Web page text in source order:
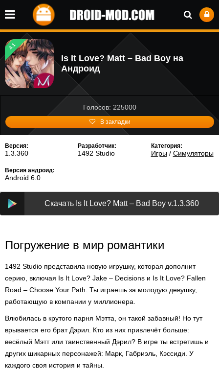
4.1
Is It Love? Matt – Bad Boy на
Андроид
Голосов: 225000
В закладки
Версия:
1.3.360
Разработчик:
1492 Studio
Категория:
Игры/ Симуляторы
Версия андроид:
Android 6.0
Скачать Is It Love? Matt – Bad Boy v.1.3.360
Погружение в мир романтики
1492 Studio представила новую игрушку, которая дополнит
серию, включая Is It Love? Jake – Decisions и Is It Love? Fallen
Road – Choose Your Path. Ты играешь за молодую девушку,
работающую в компании у миллионера.
Влюбилась в крутого парня Мэтта, он такой забавный! Но тут
врывается его брат Дэрил. Кто из них привлечёт больше:
весёлый Мэтт или таинственный Дэрил? В игре ты встретишь и
других шикарных персонажей: Марк, Габриэль, Кэссиди. У
каждого своя история и тайны.